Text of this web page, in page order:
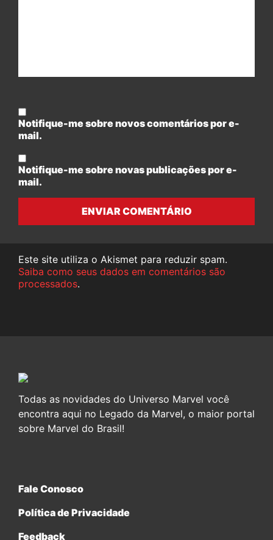
Notifique-me sobre novos comentários por e-
mail.
Notifique-me sobre novas publicações por e-
mail.
ENVIAR COMENTÁRIO
Este site utiliza o Akismet para reduzir spam.
Saiba como seus dados em comentários são
processados.
Todas as novidades do Universo Marvel você
encontra aqui no Legado da Marvel, o maior portal
sobre Marvel do Brasil!
Fale Conosco
Política de Privacidade
Feedback